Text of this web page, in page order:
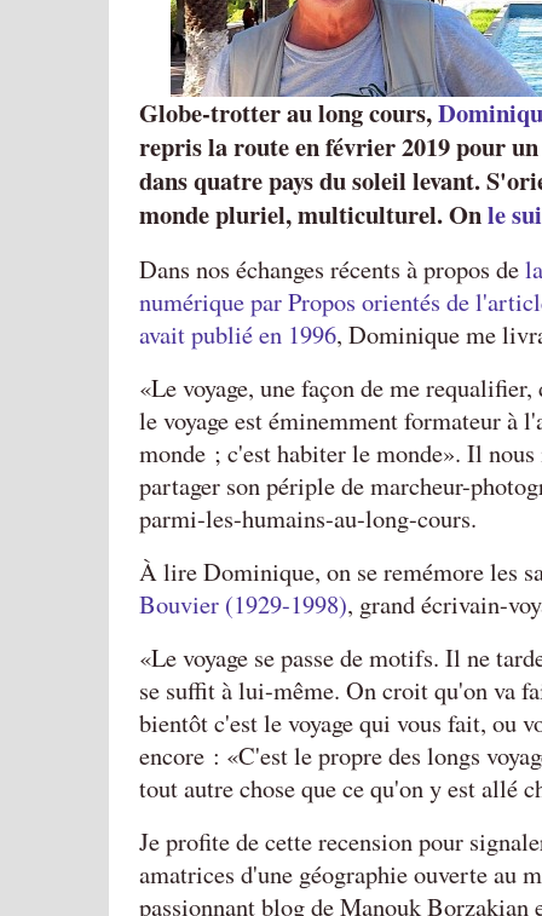
Globe-trotter au long cours,
repris la route en février 2019 pour
dans quatre pays du soleil levant.
monde pluriel, multiculturel. Onle
Dans nos échanges récents à propos de
numérique par Propos orientés de
avait publié en 1996, Dominique me
Le voyage, une façon de me
le voyage est éminemment formateur à
monde ; c'est habiter le monde . Il
partager son périple de marcheur-
parmi-les-humains-au-long-cours.
À lire Dominique, on se remémore les
Bouvier (1929-1998), grand écrivain-
Le voyage se passe de motifs. Il ne
se suffit à lui-même. On croit qu'on va
bientôt c'est le voyage qui vous fait, ou
encore :
C'est le propre des longs
tout autre chose que ce qu'on y est allé
Je profite de cette recension pour
amatrices d'une géographie ouverte au
passionnant blog de Manouk